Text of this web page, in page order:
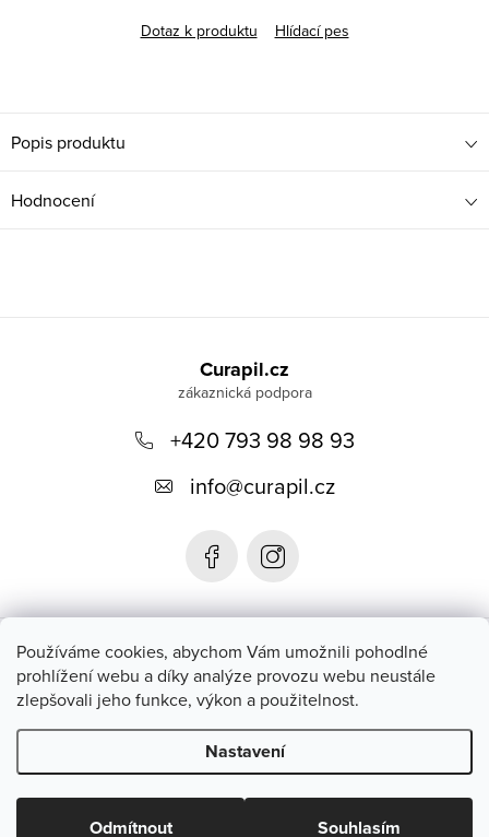
Používáme cookies, abychom Vám umožnili pohodlné
prohlížení webu a díky analýze provozu webu neustále
zlepšovali jeho funkce, výkon a použitelnost.
Nastavení
Odmítnout Souhlasím
Dotaz k produktu
Hlídací pes
Popis produktu
Hodnocení
Instagram
Curapil.cz
+420 793 98 98 93
info@curapil.cz
Blog
Copyright 2026Curapil.cz. Všechna práva vyhrazena.Upravit
nastavení cookies